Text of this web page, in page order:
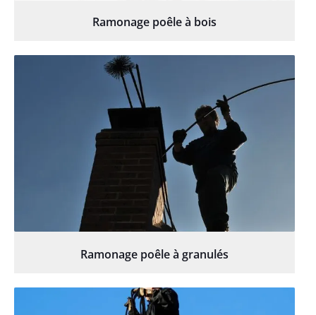
Ramonage poêle à bois
Ramonage poêle à granulés